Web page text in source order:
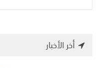
أخر الأخبار